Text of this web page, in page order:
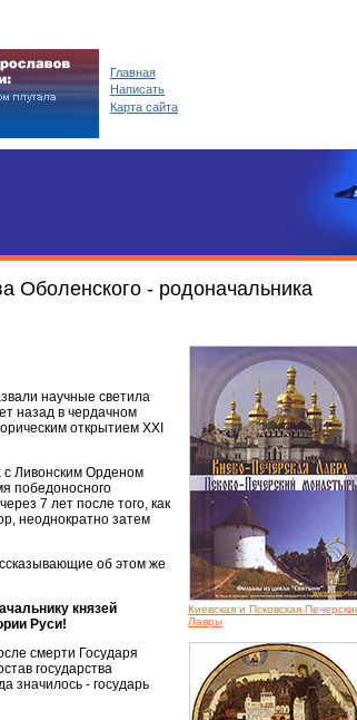
Оболенского - родоначальника
Киевская и Псковская
Лавры
научные светила
назад в чердачном
открытием XXI
с Ливонским Орденом
победоносного
7 лет после того, как
неоднократно затем
об этом же
князей
Руси!
смерти Государя
государства
значилось - государь
Главная
Написать
Карта сайта